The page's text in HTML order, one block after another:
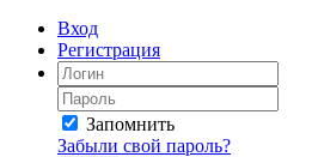
Вход
Регистрация
Запомнить
Забыли свой пароль?